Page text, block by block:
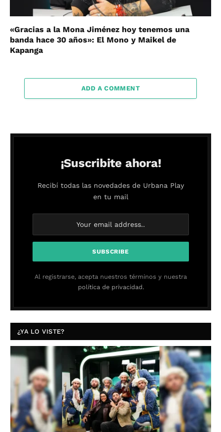
«Gracias a la Mona Jiménez hoy tenemos una
banda hace 30 años»: El Mono y Maikel de
Kapanga
ADD A COMMENT
¡Suscribite ahora!
Recibí todas las novedades de Urbana Play
en tu mail
Al registrarse, acepta nuestros términos y nuestra
política de privacidad.
¿YA LO VISTE?